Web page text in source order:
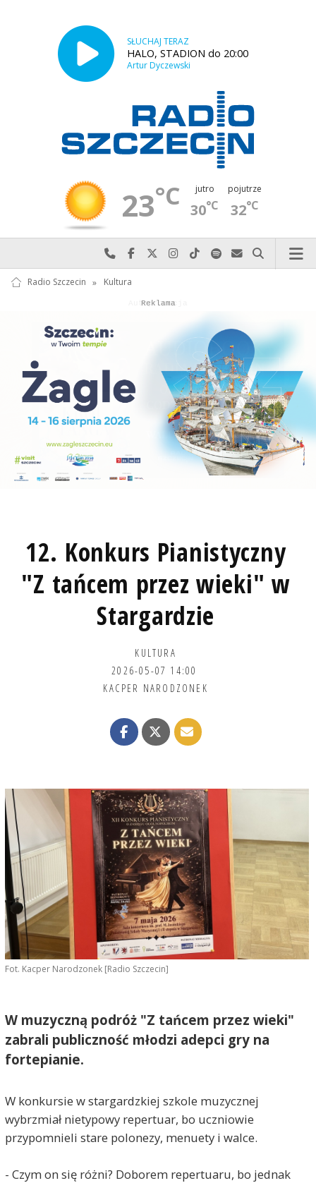
SŁUCHAJ TERAZ
HALO, STADION do 20:00
Artur Dyczewski
23°C jutro
30°C
pojutrze
32°C
Najlepiej po prostu do nas zadzwoń
Odwiedź nas na Facebook-u
Odwiedź nas na X
Odwiedź nas na Instagram-ie
Odwiedź nas na TikTok-u
Szukaj nas na Spotify
Wyślij do nas
Szukaj
Radio Szczecin » Kultura
Autopromocja
Reklama
12. Konkurs Pianistyczny
"Z tańcem przez wieki" w
Stargardzie
KULTURA
2026-05-07 14:00
KACPER NARODZONEK
Fot. Kacper Narodzonek [Radio Szczecin]
W muzyczną podróż "Z tańcem przez wieki"
zabrali publiczność młodzi adepci gry na
fortepianie.
W konkursie w stargardzkiej szkole muzycznej
wybrzmiał nietypowy repertuar, bo uczniowie
przypomnieli stare polonezy, menuety i walce.
- Czym on się różni? Doborem repertuaru, bo jednak